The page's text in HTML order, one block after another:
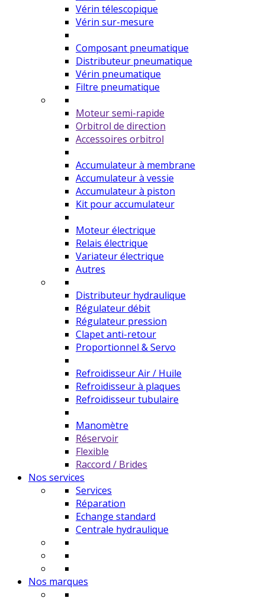
Vérin télescopique
Vérin sur-mesure
Composant pneumatique
Distributeur pneumatique
Vérin pneumatique
Filtre pneumatique
Moteur semi-rapide
Orbitrol de direction
Accessoires orbitrol
Accumulateur à membrane
Accumulateur à vessie
Accumulateur à piston
Kit pour accumulateur
Moteur électrique
Relais électrique
Variateur électrique
Autres
Distributeur hydraulique
Régulateur débit
Régulateur pression
Clapet anti-retour
Proportionnel & Servo
Refroidisseur Air / Huile
Refroidisseur à plaques
Refroidisseur tubulaire
Manomètre
Réservoir
Flexible
Raccord / Brides
Nos services
Services
Réparation
Echange standard
Centrale hydraulique
Nos marques